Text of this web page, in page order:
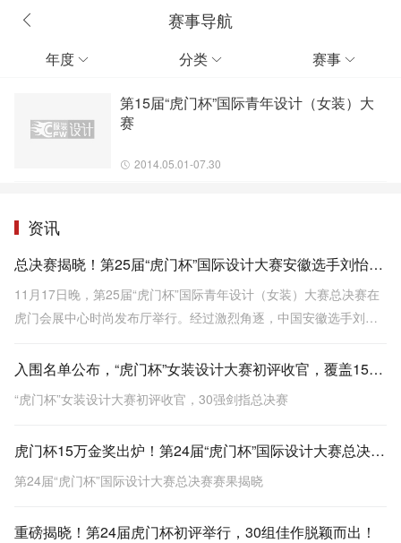
赛事导航
年度  分类  赛事 
第15届“虎门杯”国际青年设计（女装）大
赛
2014.05.01-07.30
资讯
总决赛揭晓！第25届“虎门杯”国际设计大赛安徽选手刘怡一举夺魁
11月17日晚，第25届“虎门杯”国际青年设计（女装）大赛总决赛在
虎门会展中心时尚发布厅举行。经过激烈角逐，中国安徽选手刘怡
入围名单公布，“虎门杯”女装设计大赛初评收官，覆盖15国+近百所高校！
“虎门杯”女装设计大赛初评收官，30强剑指总决赛
虎门杯15万金奖出炉！第24届“虎门杯”国际设计大赛总决赛赛果揭晓
第24届“虎门杯”国际设计大赛总决赛赛果揭晓
重磅揭晓！第24届虎门杯初评举行，30组佳作脱颖而出！